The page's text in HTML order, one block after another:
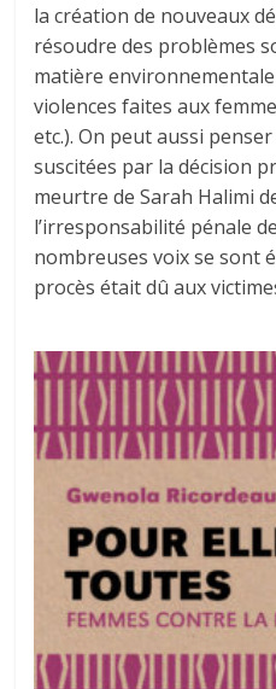
la création de nouveaux
résoudre des problèmes
matière
violences faites aux
etc.). On peut aussi
suscitées par la décision
meurtre de Sarah Halimi
l’irresponsabilité pénale
nombreuses voix se sont
procès était dû aux